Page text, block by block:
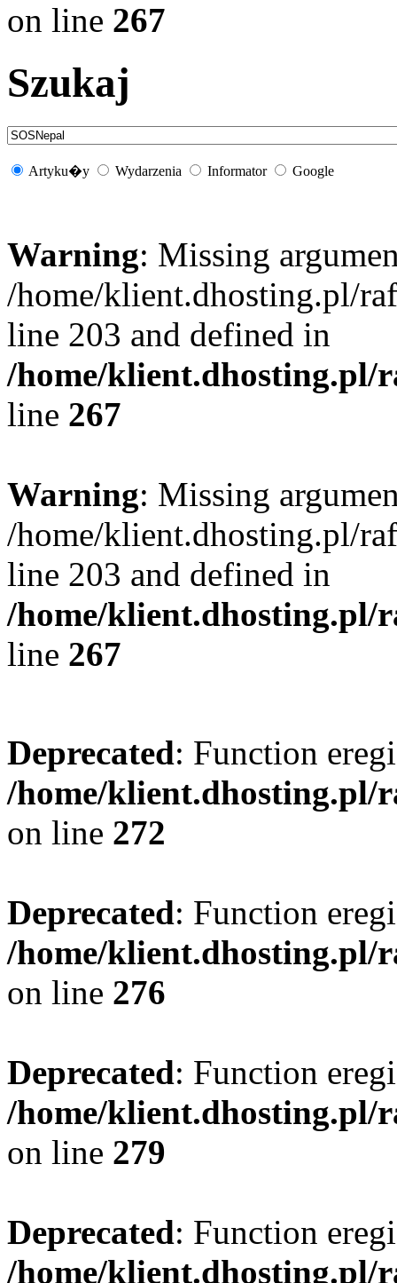
on line 267
Szukaj
Artyku�y Wydarzenia Informator Google
Warning: Missing
/home/klient.dhosting.pl/
line 203 and defined in
/home/klient.dhosting.pl/
line 267
Warning: Missing
/home/klient.dhosting.pl/
line 203 and defined in
/home/klient.dhosting.pl/
line 267
Deprecated: Function
/home/klient.dhosting.pl/
on line 272
Deprecated: Function
/home/klient.dhosting.pl/
on line 276
Deprecated: Function
/home/klient.dhosting.pl/
on line 279
Deprecated: Function
/home/klient.dhosting.pl/